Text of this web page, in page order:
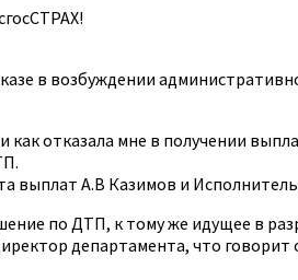
в возбуждении
как отказала мне в получении
выплат А.В Казимов и
по ДТП, к тому же идущее в
департамента, что